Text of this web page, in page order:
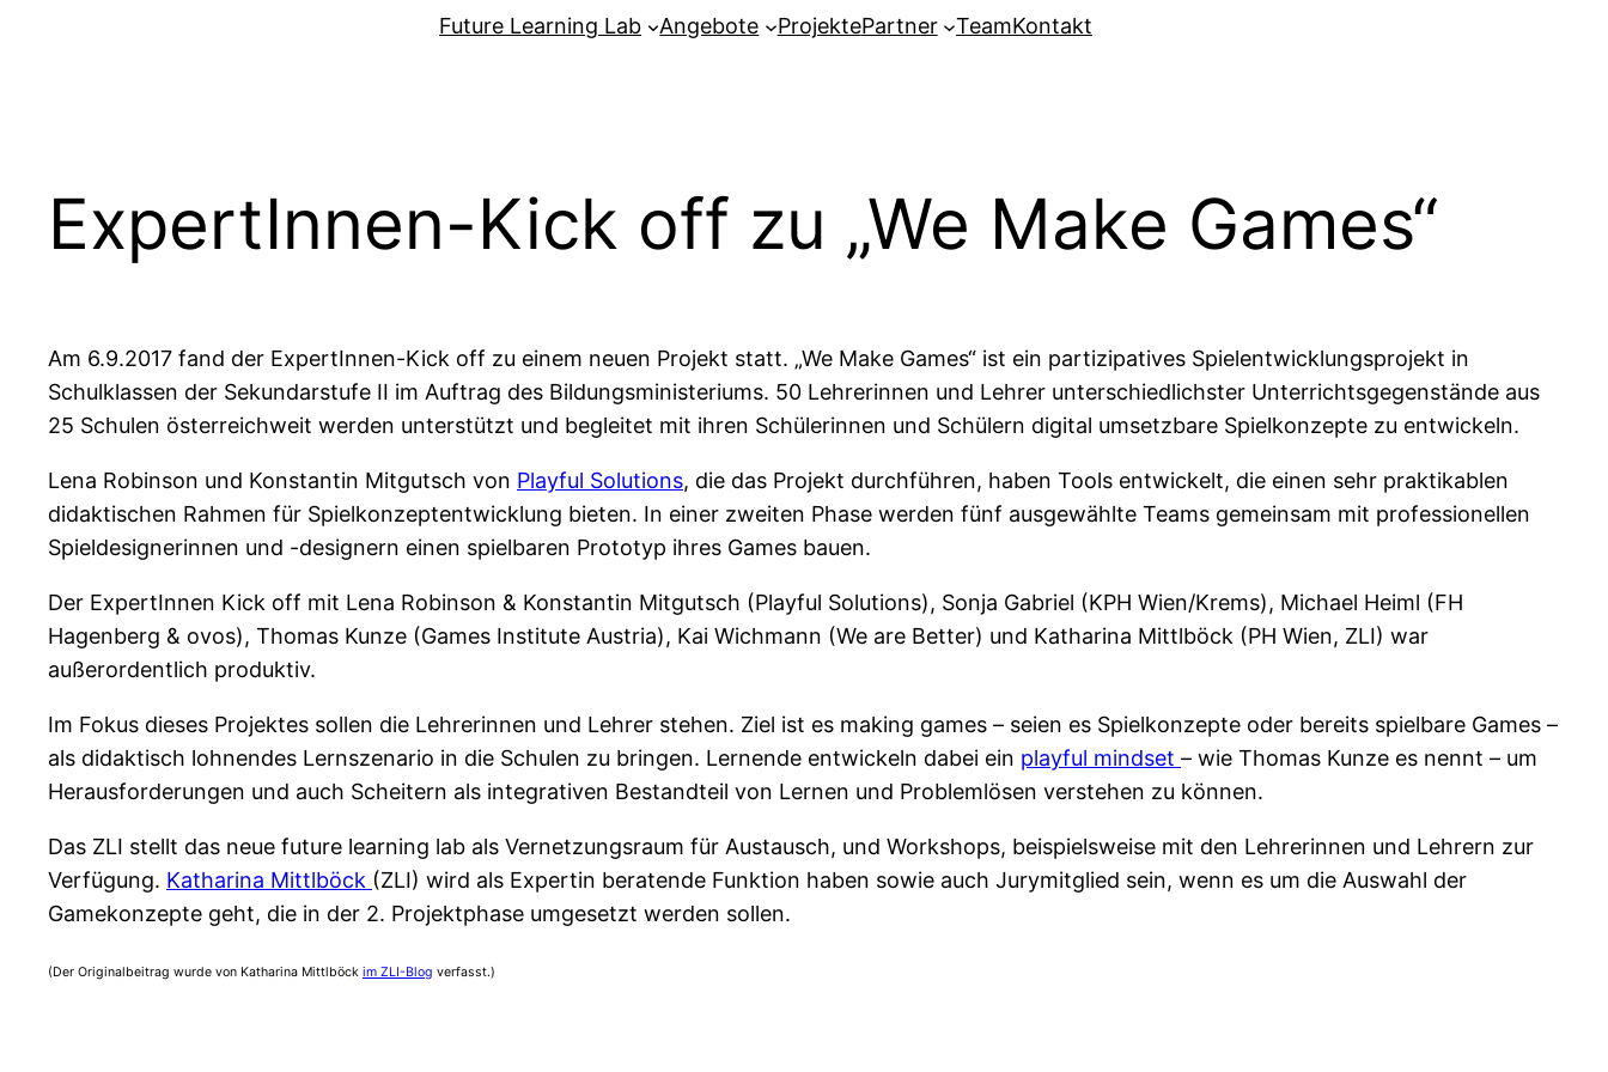
Future Learning Lab Angebote ProjektePartner TeamKontakt
ExpertInnen-Kick off zu „We Make Games“
Am 6.9.2017 fand der ExpertInnen-Kick off zu einem neuen Projekt statt. „We Make Games“ ist ein partizipatives Spielentwicklungsprojekt in
Schulklassen der Sekundarstufe II im Auftrag des Bildungsministeriums. 50 Lehrerinnen und Lehrer unterschiedlichster Unterrichtsgegenstände aus
25 Schulen österreichweit werden unterstützt und begleitet mit ihren Schülerinnen und Schülern digital umsetzbare Spielkonzepte zu entwickeln.
Lena Robinson und Konstantin Mitgutsch von Playful Solutions, die das Projekt durchführen, haben Tools entwickelt, die einen sehr praktikablen
didaktischen Rahmen für Spielkonzeptentwicklung bieten. In einer zweiten Phase werden fünf ausgewählte Teams gemeinsam mit professionellen
Spieldesignerinnen und -designern einen spielbaren Prototyp ihres Games bauen.
Der ExpertInnen Kick off mit Lena Robinson & Konstantin Mitgutsch (Playful Solutions), Sonja Gabriel (KPH Wien/Krems), Michael Heiml (FH
Hagenberg & ovos), Thomas Kunze (Games Institute Austria), Kai Wichmann (We are Better) und Katharina Mittlböck (PH Wien, ZLI) war
außerordentlich produktiv.
Im Fokus dieses Projektes sollen die Lehrerinnen und Lehrer stehen. Ziel ist es making games – seien es Spielkonzepte oder bereits spielbare Games –
als didaktisch lohnendes Lernszenario in die Schulen zu bringen. Lernende entwickeln dabei ein playful mindset – wie Thomas Kunze es nennt – um
Herausforderungen und auch Scheitern als integrativen Bestandteil von Lernen und Problemlösen verstehen zu können.
Das ZLI stellt das neue future learning lab als Vernetzungsraum für Austausch, und Workshops, beispielsweise mit den Lehrerinnen und Lehrern zur
Verfügung. Katharina Mittlböck (ZLI) wird als Expertin beratende Funktion haben sowie auch Jurymitglied sein, wenn es um die Auswahl der
Gamekonzepte geht, die in der 2. Projektphase umgesetzt werden sollen.
(Der Originalbeitrag wurde von Katharina Mittlböck im ZLI-Blog verfasst.)